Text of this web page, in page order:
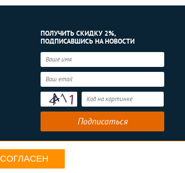
ПОЛУЧИТЬ СКИДКУ 2%,
ПОДПИСАВШИСЬ НА НОВОСТИ
СОГЛАСЕН